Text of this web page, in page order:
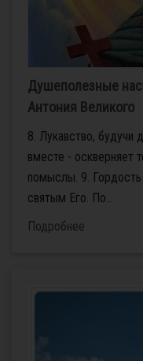
Душеполезные
Антония Великого
8. Лукавство, будучи
вместе - оскверняет
помыслы. 9. Гордость
святым Его. По...
Подробнее